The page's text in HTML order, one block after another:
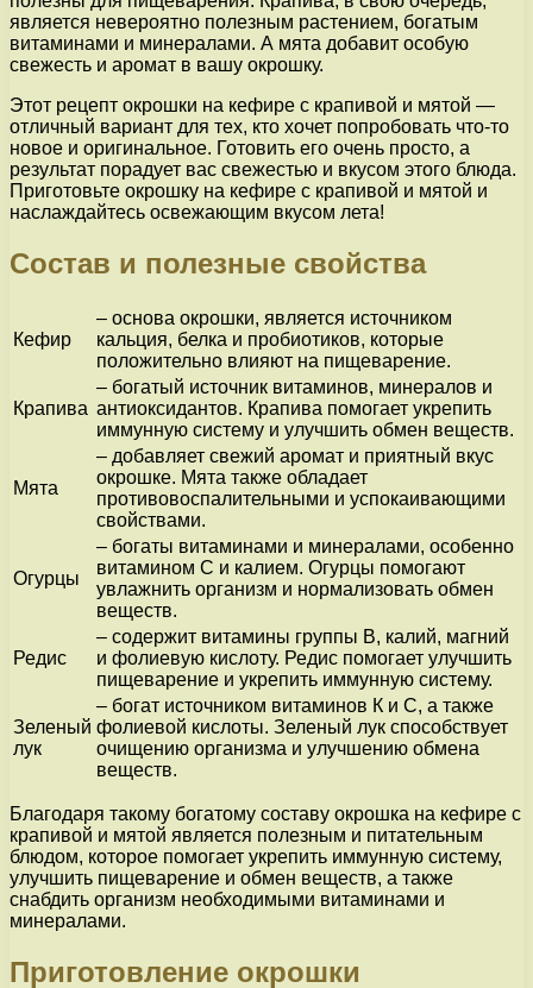
является невероятно полезным растением, богатым
витаминами и минералами. А мята добавит особую
свежесть и аромат в вашу окрошку.
Этот рецепт окрошки на кефире с крапивой и мятой —
отличный вариант для тех, кто хочет попробовать что-то
новое и оригинальное. Готовить его очень просто, а
результат порадует вас свежестью и вкусом этого блюда.
Приготовьте окрошку на кефире с крапивой и мятой и
наслаждайтесь освежающим вкусом лета!
Состав и полезные свойства
Кефир
– основа окрошки, является источником
кальция, белка и пробиотиков, которые
положительно влияют на пищеварение.
Крапива
– богатый источник витаминов, минералов и
антиоксидантов. Крапива помогает укрепить
иммунную систему и улучшить обмен веществ.
Мята
– добавляет свежий аромат и приятный вкус
окрошке. Мята также обладает
противовоспалительными и успокаивающими
свойствами.
Огурцы
– богаты витаминами и минералами, особенно
витамином С и калием. Огурцы помогают
увлажнить организм и нормализовать обмен
веществ.
Редис
– содержит витамины группы В, калий, магний
и фолиевую кислоту. Редис помогает улучшить
пищеварение и укрепить иммунную систему.
Зеленый
лук
– богат источником витаминов К и С, а также
фолиевой кислоты. Зеленый лук способствует
очищению организма и улучшению обмена
веществ.
Благодаря такому богатому составу окрошка на кефире с
крапивой и мятой является полезным и питательным
блюдом, которое помогает укрепить иммунную систему,
улучшить пищеварение и обмен веществ, а также
снабдить организм необходимыми витаминами и
минералами.
Приготовление окрошки